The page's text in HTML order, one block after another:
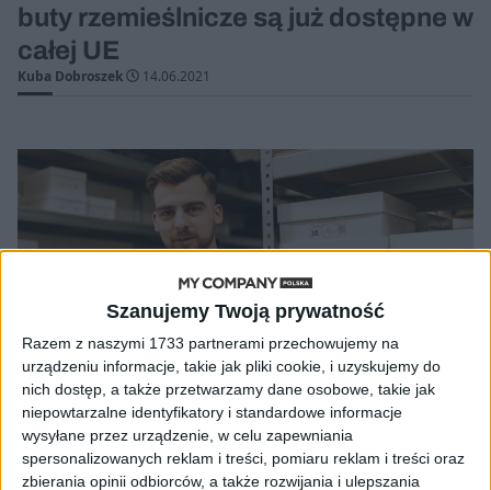
Szanujemy Twoją prywatność
Razem z naszymi 1733 partnerami przechowujemy na
urządzeniu informacje, takie jak pliki cookie, i uzyskujemy do
nich dostęp, a także przetwarzamy dane osobowe, takie jak
niepowtarzalne identyfikatory i standardowe informacje
wysyłane przez urządzenie, w celu zapewniania
spersonalizowanych reklam i treści, pomiaru reklam i treści oraz
zbierania opinii odbiorców, a także rozwijania i ulepszania
buty rzemieślnicze są już dostępne w
całej UE
Kuba Dobroszek 14.06.2021
WYWIADY